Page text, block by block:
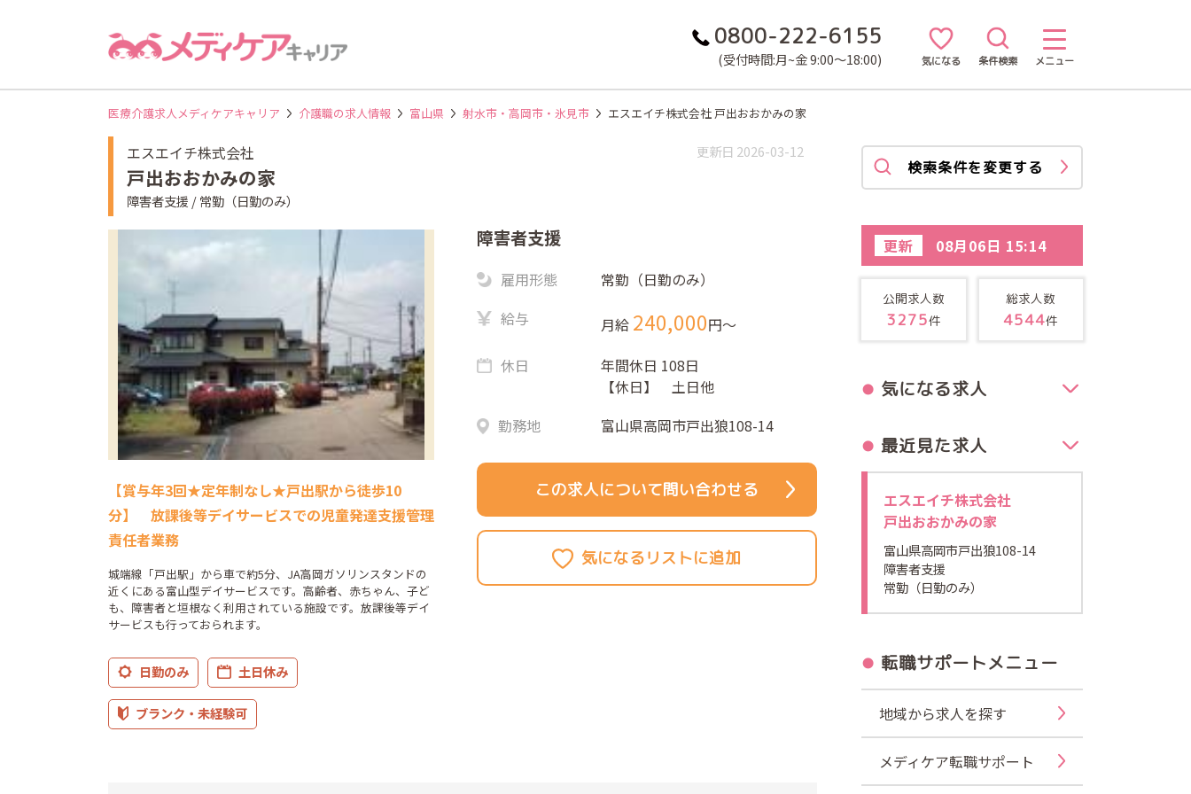
0800-222-6155
(受付時間:月~金 9:00～18:00) 気になる 条件検索 メニュー
医療介護求人メディケアキャリア 介護職の求人情報 富山県 射水市・高岡市・氷見市 エスエイチ株式会社 戸出おおかみの家
エスエイチ株式会社
戸出おおかみの家
障害者支援 / 常勤（日勤のみ）
更新日 2026-03-12
【賞与年3回★定年制なし★戸出駅から徒歩10
分】 放課後等デイサービスでの児童発達支援管理
責任者業務
城端線「戸出駅」から車で約5分、JA高岡ガソリンスタンドの
近くにある富山型デイサービスです。高齢者、赤ちゃん、子ど
も、障害者と垣根なく利用されている施設です。放課後等デイ
サービスも行っておられます。
日勤のみ 土日休み
ブランク・未経験可
障害者支援
雇用形態
常勤（日勤のみ）
給与
月給 240,000円〜
休日
年間休日 108日
【休日】 土日他
勤務地
富山県高岡市戸出狼108-14
この求人について問い合わせる
検索条件を変更する
更新 08月06日 15:14
公開求人数
3275件
総求人数
4544件
気になる求人
最近見た求人
エスエイチ株式会社
戸出おおかみの家
富山県高岡市戸出狼108-14
障害者支援
常勤（日勤のみ）
転職サポートメニュー
地域から求人を探す
メディケア転職サポート